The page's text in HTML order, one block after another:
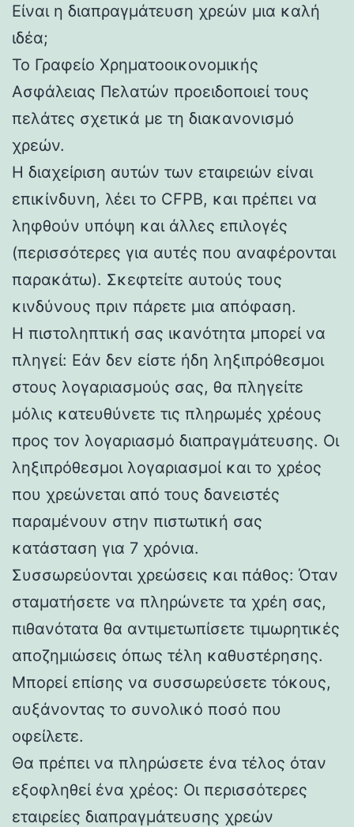
Είναι η διαπραγμάτευση χρεών μια καλή
ιδέα;
Το Γραφείο Χρηματοοικονομικής
Ασφάλειας Πελατών προειδοποιεί τους
πελάτες σχετικά με τη διακανονισμό
χρεών.
Η διαχείριση αυτών των εταιρειών είναι
επικίνδυνη, λέει το CFPB, και πρέπει να
ληφθούν υπόψη και άλλες επιλογές
(περισσότερες για αυτές που αναφέρονται
παρακάτω). Σκεφτείτε αυτούς τους
κινδύνους πριν πάρετε μια απόφαση.
Η πιστοληπτική σας ικανότητα μπορεί να
πληγεί: Εάν δεν είστε ήδη ληξιπρόθεσμοι
στους λογαριασμούς σας, θα πληγείτε
μόλις κατευθύνετε τις πληρωμές χρέους
προς τον λογαριασμό διαπραγμάτευσης. Οι
ληξιπρόθεσμοι λογαριασμοί και το χρέος
που χρεώνεται από τους δανειστές
παραμένουν στην πιστωτική σας
κατάσταση για 7 χρόνια.
Συσσωρεύονται χρεώσεις και πάθος: Όταν
σταματήσετε να πληρώνετε τα χρέη σας,
πιθανότατα θα αντιμετωπίσετε τιμωρητικές
αποζημιώσεις όπως τέλη καθυστέρησης.
Μπορεί επίσης να συσσωρεύσετε τόκους,
αυξάνοντας το συνολικό ποσό που
οφείλετε.
Θα πρέπει να πληρώσετε ένα τέλος όταν
εξοφληθεί ένα χρέος: Οι περισσότερες
εταιρείες διαπραγμάτευσης χρεών